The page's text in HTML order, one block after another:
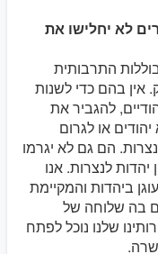
לא יחלישו את
התרבותית
אין בהם כדי לשנות
להגביר את
או לגרום
הם גם לא יגרמו
לנצרות. אנו
ביהדות והמקיימת
בה שלוחה של
שלנו נוכל לפתח